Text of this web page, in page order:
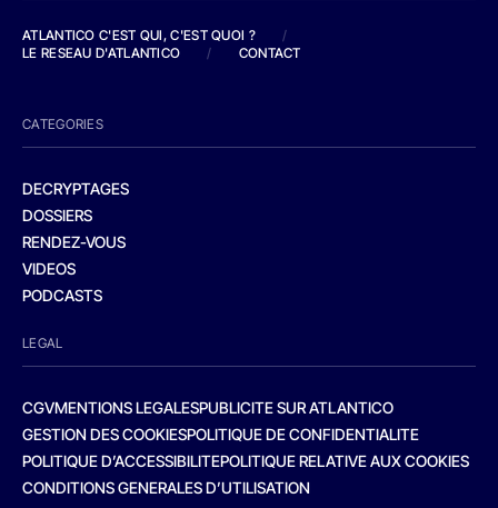
ATLANTICO C'EST QUI, C'EST QUOI ?
/
LE RESEAU D'ATLANTICO
/ CONTACT
CATEGORIES
DECRYPTAGES
DOSSIERS
RENDEZ-VOUS
VIDEOS
PODCASTS
LEGAL
CGVMENTIONS LEGALESPUBLICITE SUR ATLANTICO
GESTION DES COOKIESPOLITIQUE DE CONFIDENTIALITE
POLITIQUE D’ACCESSIBILITEPOLITIQUE RELATIVE AUX COOKIES
CONDITIONS GENERALES D’UTILISATION